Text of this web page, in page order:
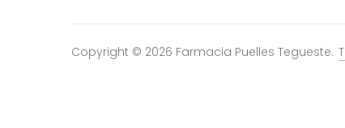
Copyright © 2026 Farmacia Puelles Tegueste.